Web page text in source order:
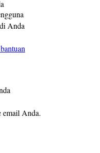
Anda
email Anda.